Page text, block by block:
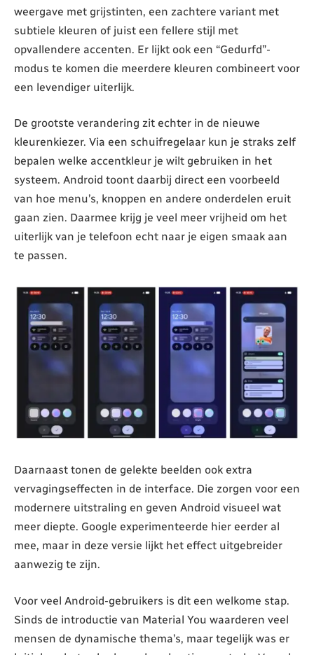
weergave met grijstinten, een zachtere variant met
subtiele kleuren of juist een fellere stijl met
opvallendere accenten. Er lijkt ook een “Gedurfd”-
modus te komen die meerdere kleuren combineert voor
een levendiger uiterlijk.
De grootste verandering zit echter in de nieuwe
kleurenkiezer. Via een schuifregelaar kun je straks zelf
bepalen welke accentkleur je wilt gebruiken in het
systeem. Android toont daarbij direct een voorbeeld
van hoe menu’s, knoppen en andere onderdelen eruit
gaan zien. Daarmee krijg je veel meer vrijheid om het
uiterlijk van je telefoon echt naar je eigen smaak aan
te passen.
Daarnaast tonen de gelekte beelden ook extra
vervagingseffecten in de interface. Die zorgen voor een
modernere uitstraling en geven Android visueel wat
meer diepte. Google experimenteerde hier eerder al
mee, maar in deze versie lijkt het effect uitgebreider
aanwezig te zijn.
Voor veel Android-gebruikers is dit een welkome stap.
Sinds de introductie van Material You waarderen veel
mensen de dynamische thema’s, maar tegelijk was er